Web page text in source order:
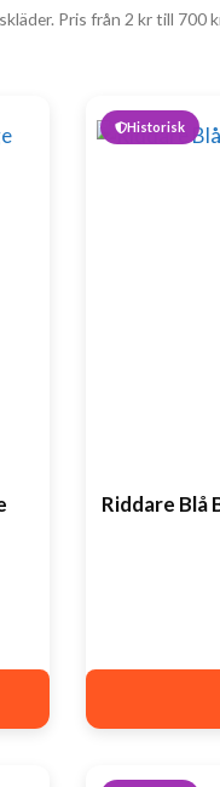
Pris från 2 krtill 700
Historisk
Riddare Blå